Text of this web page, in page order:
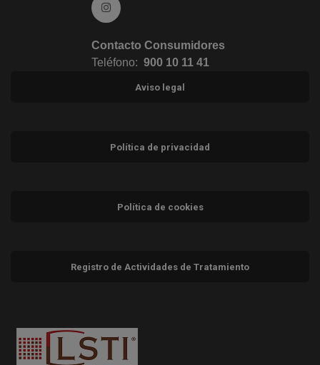
Ir a Instagram (abre en ventana nueva)
Contacto Consumidores
Teléfono: 900 10 11 41
Aviso legal
Política de privacidad
Política de cookies
Registro de Actividades de Tratamiento